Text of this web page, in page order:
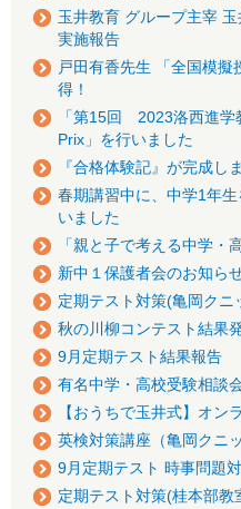
玉井教育 グループ主宰
実施報告
戸田有香先生 「全国模
得！
「第15回 2023洛西進
Prix」を行いました
『合格体験記』が完成し
春期講習中に、中学1年
いました
「親と子で考える中学・
新中１保護者会のお知ら
定期テスト対策(亀岡クニ
秋の川柳コンテスト結果
9月定期テスト結果報告
有名中学・高校受験相談
【おうちで玉井式】オン
英検対策講座（亀岡クニ
9月定期テスト 時事問題
定期テスト対策(桂本部教